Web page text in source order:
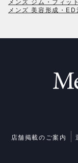
メンズ 美容形成・ED
店舗掲載のご案内